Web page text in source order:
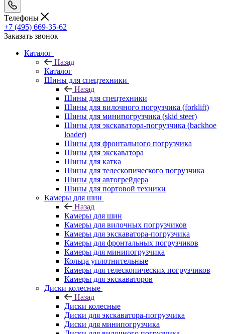
Телефоны
+7 (495) 669-35-62
Заказать звонок
Каталог
Назад
Каталог
Шины для спецтехники
Назад
Шины для спецтехники
Шины для вилочного погрузчика (forklift)
Шины для минипогрузчика (skid steer)
Шины для экскаватора-погрузчика (backhoe
loader)
Шины для фронтального погрузчика
Шины для экскаватора
Шины для катка
Шины для телескопического погрузчика
Шины для автогрейдера
Шины для портовой техники
Камеры для шин
Назад
Камеры для шин
Камеры для вилочных погрузчиков
Камеры для экскаватора-погрузчика
Камеры для фронтальных погрузчиков
Камеры для минипогрузчика
Кольца уплотнительные
Камеры для телескопических погрузчиков
Камеры для экскаваторов
Диски колесные
Назад
Диски колесные
Диски для экскаватора-погрузчика
Диски для минипогрузчика